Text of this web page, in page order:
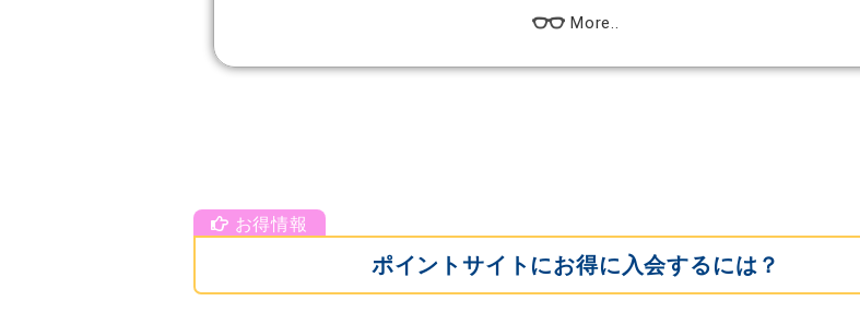
More..
ポイントサイトにお得に入会するには？